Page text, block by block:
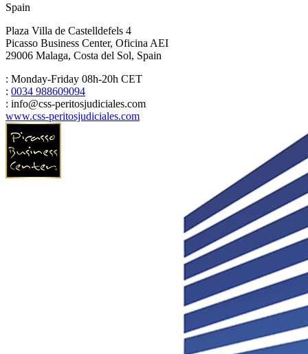
Spain
Plaza Villa de Castelldefels 4
Picasso Business Center, Oficina AEI
29006 Malaga, Costa del Sol, Spain
: Monday-Friday 08h-20h CET
: 0034 988609094
: info@css-peritosjudiciales.com
www.css-peritosjudiciales.com